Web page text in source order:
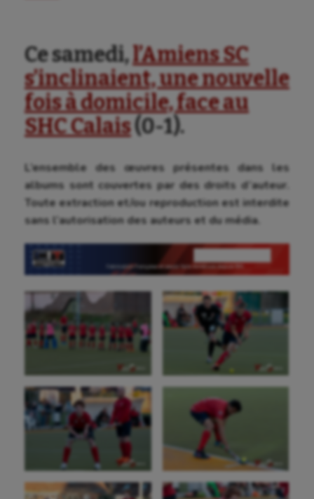
Ce samedi, l’Amiens SC
s’inclinaient, une nouvelle
fois à domicile, face au
SHC Calais(0-1).
L’ensemble des œuvres présentes dans les
albums sont couvertes par des droits d’auteur.
Toute extraction et/ou reproduction est interdite
sans l’autorisation des auteurs et du média.